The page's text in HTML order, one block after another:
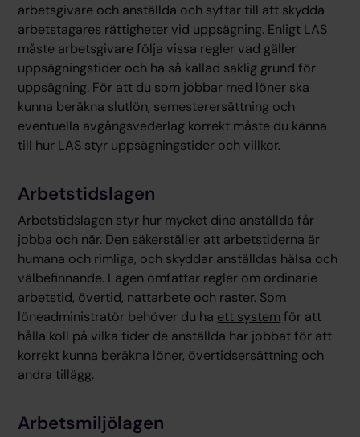
arbetsgivare och anställda och syftar till att skydda
arbetstagares rättigheter vid uppsägning. Enligt LAS
måste arbetsgivare följa vissa regler vad gäller
uppsägningstider och ha så kallad saklig grund för
uppsägning. För att du som jobbar med löner ska
kunna beräkna slutlön, semesterersättning och
eventuella avgångsvederlag korrekt måste du känna
till hur LAS styr uppsägningstider och villkor.
Arbetstidslagen
Arbetstidslagen styr hur mycket dina anställda får
jobba och när. Den säkerställer att arbetstiderna är
humana och rimliga, och skyddar anställdas hälsa och
välbefinnande. Lagen omfattar regler om ordinarie
arbetstid, övertid, nattarbete och raster. Som
löneadministratör behöver du ha ett systemför att
hålla koll på vilka tider de anställda har jobbat för att
korrekt kunna beräkna löner, övertidsersättning och
andra tillägg.
Arbetsmiljölagen